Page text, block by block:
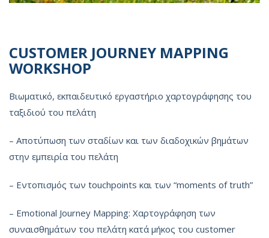
CUSTOMER JOURNEY MAPPING
WORKSHOP
Βιωματικό, εκπαιδευτικό εργαστήριο χαρτογράφησης του
ταξιδιού του πελάτη
– Αποτύπωση των σταδίων και των διαδοχικών βημάτων
στην εμπειρία του πελάτη
– Εντοπισμός των touchpoints και των “moments of truth”
– Emotional Journey Mapping: Χαρτογράφηση των
συναισθημάτων του πελάτη κατά μήκος του customer